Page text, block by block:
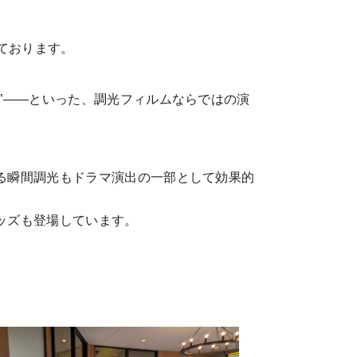
ります。
といった、調光フィルムならではの演
間調光もドラマ演出の一部として効果的
も登場しています。